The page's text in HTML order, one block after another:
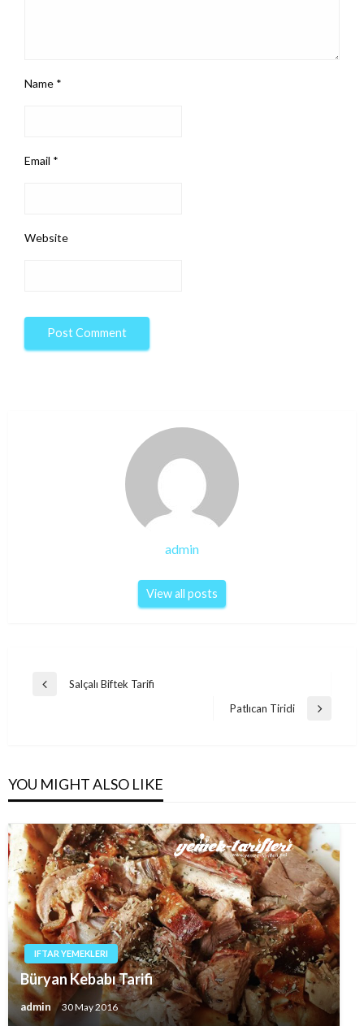
Name *
Email *
Website
admin
View all posts
Post
Previous
Salçalı Biftek Tarifi
Next
Patlıcan Tiridi
YOU MIGHT ALSO LIKE
IFTAR YEMEKLERI
Büryan Kebabı Tarifi
admin 30 May 2016